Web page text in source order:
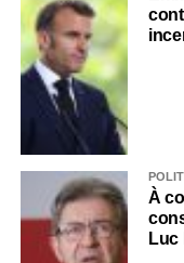
À
Luc